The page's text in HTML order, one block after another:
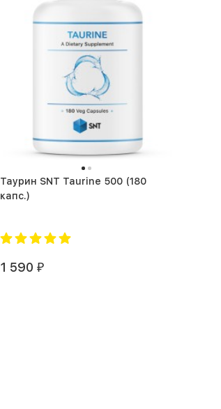
Таурин SNT Taurine 500 (180
капс.)
1 590 ₽